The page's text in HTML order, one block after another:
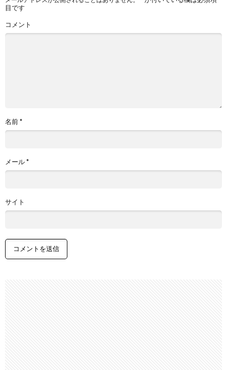
目です
コメント
名前*
メール*
サイト